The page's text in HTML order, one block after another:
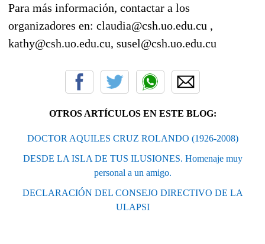
Para más información, contactar a los
organizadores en: claudia@csh.uo.edu.cu ,
kathy@csh.uo.edu.cu, susel@csh.uo.edu.cu
OTROS ARTÍCULOS EN ESTE BLOG:
DOCTOR AQUILES CRUZ ROLANDO (1926-2008)
DESDE LA ISLA DE TUS ILUSIONES. Homenaje muy
personal a un amigo.
DECLARACIÓN DEL CONSEJO DIRECTIVO DE LA
ULAPSI